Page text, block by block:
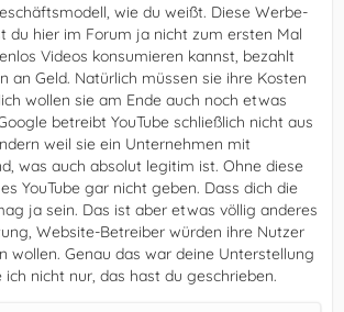
wie du weißt. Diese Werbe-
du hier im Forum ja nicht zum ersten Mal
Videos konsumieren kannst, bezahlt
an Geld. Natürlich müssen sie ihre Kosten
wollen sie am Ende auch noch etwas
betreibt YouTube schließlich nicht aus
weil sie ein Unternehmen mit
was auch absolut legitim ist. Ohne diese
YouTube gar nicht geben. Dass dich die
ja sein. Das ist aber etwas völlig anderes
Website-Betreiber würden ihre Nutzer
wollen. Genau das war deine Unterstellung
ich nicht nur, das hast du geschrieben.